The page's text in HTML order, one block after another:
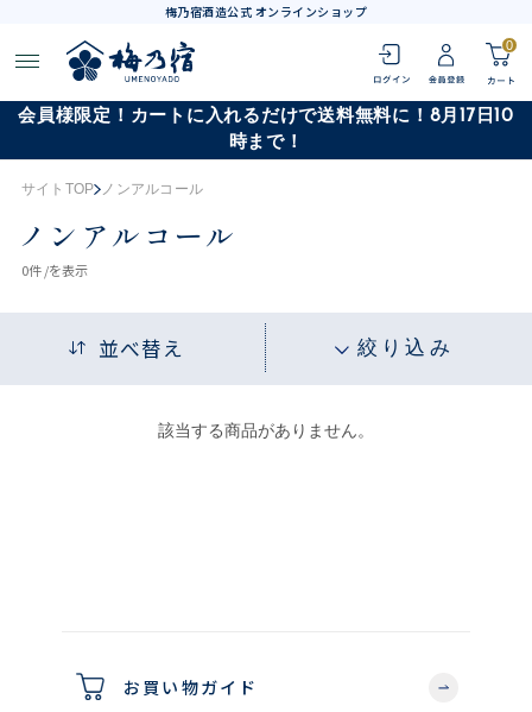
梅乃宿酒造公式 オンラインショップ
0
会員様限定！カートに入れるだけで送料無料に！8月17日10
時まで！
サイトTOP ノンアルコール
ノンアルコール
0件 /を表示
並べ替え 絞り込み
該当する商品がありません。
お買い物ガイド